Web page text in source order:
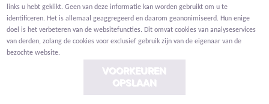
links u hebt geklikt. Geen van deze informatie kan worden gebruikt om u te
identificeren. Het is allemaal geaggregeerd en daarom geanonimiseerd. Hun enige
doel is het verbeteren van de websitefuncties. Dit omvat cookies van analyseservices
van derden, zolang de cookies voor exclusief gebruik zijn van de eigenaar van de
bezochte website.
VOORKEUREN
OPSLAAN